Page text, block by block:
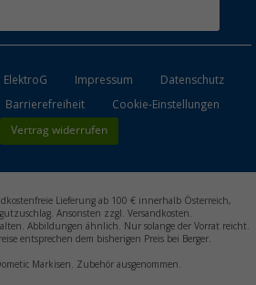
ElektroG Impressum
Datenschutz
Barrierefreiheit Cookie-Einstellungen
Vertrag widerrufen
Lieferung ab 100 € innerhalb Österreich,
Ansonsten zzgl. Versandkosten.
Abbildungen ähnlich. Nur solange der Vorrat reicht.
entsprechen dem bisherigen Preis bei Berger.
Markisen. Zubehör ausgenommen.